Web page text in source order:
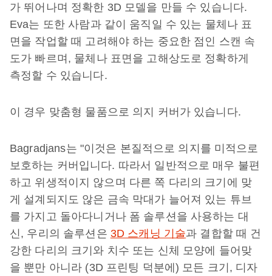
가 뛰어나며 정확한 3D 모델을 만들 수 있습니다.
Eva는 또한 사람과 같이 움직일 수 있는 물체나 표
면을 작업할 때 고려해야 하는 중요한 점인 스캔 속
도가 빠르며, 물체나 표면을 고해상도로 정확하게
측정할 수 있습니다.
이 경우 맞춤형 물품으로 의지 커버가 있습니다.
Bagradjans는 "이것은 본질적으로 의지를 미적으로
보호하는 커버입니다. 따라서 일반적으로 매우 불편
하고 위생적이지 않으며 다른 쪽 다리의 크기에 맞
게 설계되지도 않은 금속 막대가 늘어져 있는 튜브
를 가지고 돌아다니거나 폼 솔루션을 사용하는 대
신, 우리의 솔루션은 3D 스캐닝 기술과 결합할 때 건
강한 다리의 크기와 치수 또는 신체 모양에 들어맞
을 뿐만 아니라 (3D 프린팅 덕분에) 모든 크기, 디자